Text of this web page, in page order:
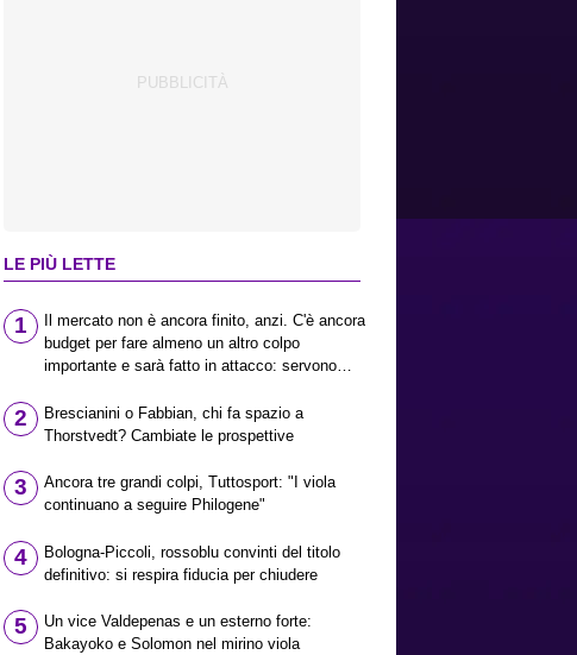
LE PIÙ LETTE
1
Il mercato non è ancora finito, anzi. C'è ancora
budget per fare almeno un altro colpo
importante e sarà fatto in attacco: servono
il Bologna: caccia al giusto incastro
2
Brescianini o Fabbian, chi fa spazio a
Thorstvedt? Cambiate le prospettive
3
Ancora tre grandi colpi, Tuttosport: "I viola
continuano a seguire Philogene"
4
Bologna-Piccoli, rossoblu convinti del titolo
definitivo: si respira fiducia per chiudere
5
Un vice Valdepenas e un esterno forte:
Bakayoko e Solomon nel mirino viola